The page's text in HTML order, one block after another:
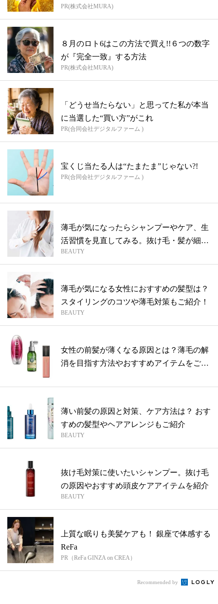
PR(株式会社MURA)
８月のロト6はこの方法で買え!!６つの数字
が『完全一致』する方法
PR(株式会社MURA)
「どうせ当たらない」と思ってた私が本当
に当選した“買い方”がこれ
PR(合同会社デジタルファーム )
宝くじ当たる人は“たまたま”じゃない?!
PR(合同会社デジタルファーム )
薄毛が気になったらシャンプーやケア、生
活習慣を見直してみる。抜け毛・髪が細く
なる...
BEAUTY
薄毛が気になる女性におすすめの髪型は？
スタイリングのコツや薄毛対策もご紹介！
BEAUTY
女性の前髪が薄くなる原因とは？薄毛の解
消を目指す方法やおすすめアイテムをご紹
薄い前髪の原因と対策、ケア方法は？ おす
すめの髪型やヘアアレンジもご紹介
BEAUTY
抜け毛対策に使いたいシャンプー。抜け毛
の原因やおすすめ頭皮ケアアイテムを紹介
BEAUTY
上質な眠りも美髪ケアも！ 銀座で体感する
ReFa
PR（ReFa GINZA on CREA）
Recommended by